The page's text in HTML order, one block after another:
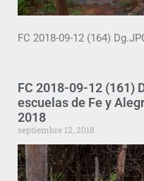
FC 2018-09-12 (164)
FC 2018-09-12 (161)
escuelas de Fe y
2018
septiembre 12, 2018